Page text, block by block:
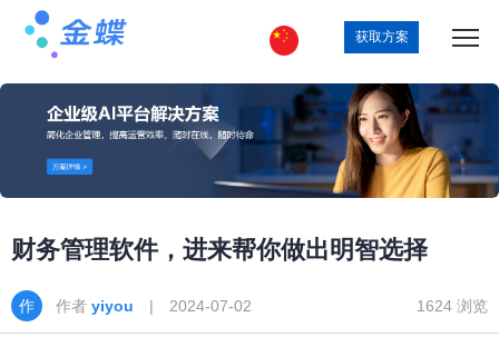
获取方案
财务管理软件，进来帮你做出明智选择
作者 yiyou | 2024-07-02 1624 浏览